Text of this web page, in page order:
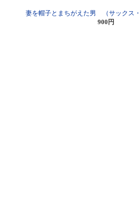
妻を帽子とまちがえた男 （サックス
900円